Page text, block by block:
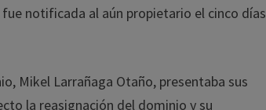
notificada al aún propietario el cinco días
Mikel Larrañaga Otaño, presentaba sus
la reasignación del dominio y su